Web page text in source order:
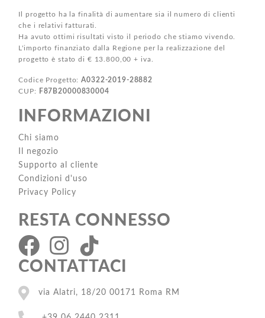
Il progetto ha la finalità di aumentare sia il numero di clienti
che i relativi fatturati.
Ha avuto ottimi risultati visto il periodo che stiamo vivendo.
L'importo finanziato dalla Regione per la realizzazione del
progetto è stato di € 13.800,00 + iva.
Codice Progetto:A0322-2019-28882
CUP:
F87B20000830004
INFORMAZIONI
Chi siamo
Il negozio
Supporto al cliente
Condizioni d'uso
Privacy Policy
RESTA CONNESSO
CONTATTACI
via Alatri, 18/20 00171 Roma RM